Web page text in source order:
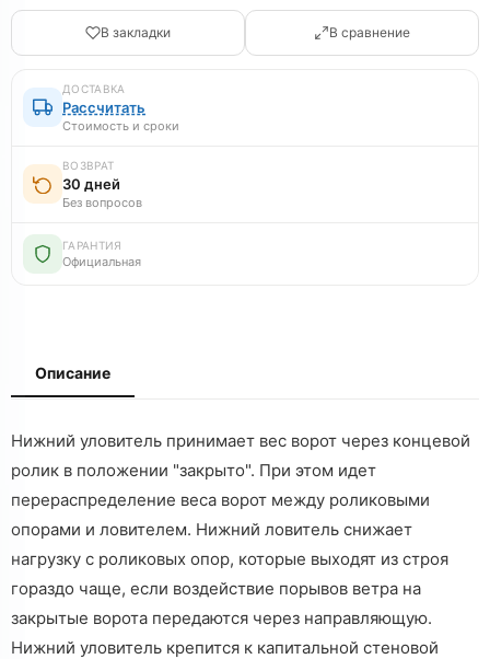
В закладки В сравнение
ДОСТАВКА
Рассчитать
Стоимость и сроки
ВОЗВРАТ
30 дней
Без вопросов
ГАРАНТИЯ
Официальная
Описание
Нижний уловитель принимает вес ворот через концевой
ролик в положении "закрыто". При этом идет
перераспределение веса ворот между роликовыми
опорами и ловителем. Нижний ловитель снижает
нагрузку с роликовых опор, которые выходят из строя
гораздо чаще, если воздействие порывов ветра на
закрытые ворота передаются через направляющую.
Нижний уловитель крепится к капитальной стеновой